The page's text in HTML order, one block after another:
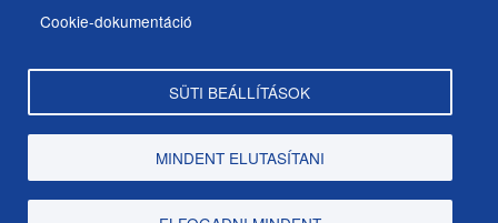
Cookie-dokumentáció
SÜTI BEÁLLÍTÁSOK
MINDENT ELUTASÍTANI
Copyright © Dunaszerdahely város, 2025